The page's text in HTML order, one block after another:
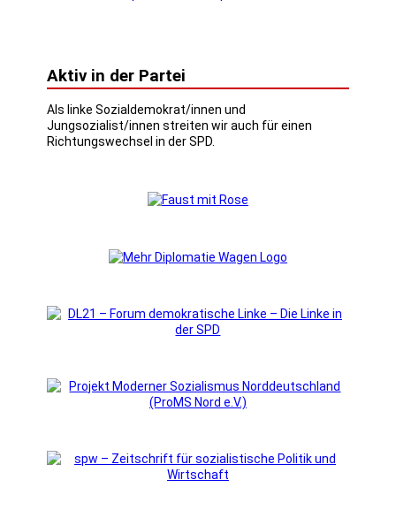
Aktiv in der Partei
Als linke Sozialdemokrat/innen und
Jungsozialist/innen streiten wir auch für einen
Richtungswechsel in der SPD.